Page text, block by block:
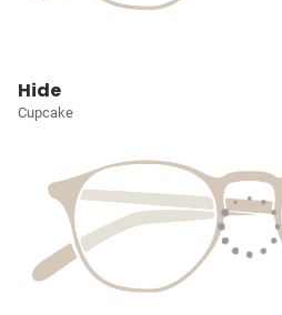
Hide
Cupcake